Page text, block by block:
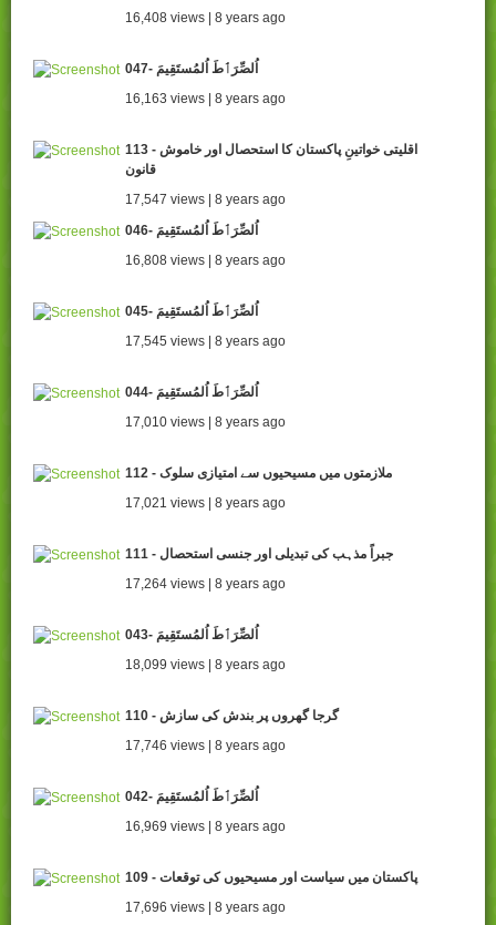
16,408 views | 8 years ago
047- اُلصِّرَٲطَ اُلمُستَقِيمَ
16,163 views | 8 years ago
113 - اقلیتی خواتینِ پاکستان کا استحصال اور خاموش
قانون
17,547 views | 8 years ago
046- اُلصِّرَٲطَ اُلمُستَقِيمَ
16,808 views | 8 years ago
045- اُلصِّرَٲطَ اُلمُستَقِيمَ
17,545 views | 8 years ago
044- اُلصِّرَٲطَ اُلمُستَقِيمَ
17,010 views | 8 years ago
112 - ملازمتوں میں مسیحیوں سے امتیازی سلوک
17,021 views | 8 years ago
111 - جبراً مذہب کی تبدیلی اور جنسی استحصال
17,264 views | 8 years ago
043- اُلصِّرَٲطَ اُلمُستَقِيمَ
18,099 views | 8 years ago
110 - گرجا گھروں پر بندش کی سازش
17,746 views | 8 years ago
042- اُلصِّرَٲطَ اُلمُستَقِيمَ
16,969 views | 8 years ago
109 - پاکستان میں سیاست اور مسیحیوں کی توقعات
17,696 views | 8 years ago